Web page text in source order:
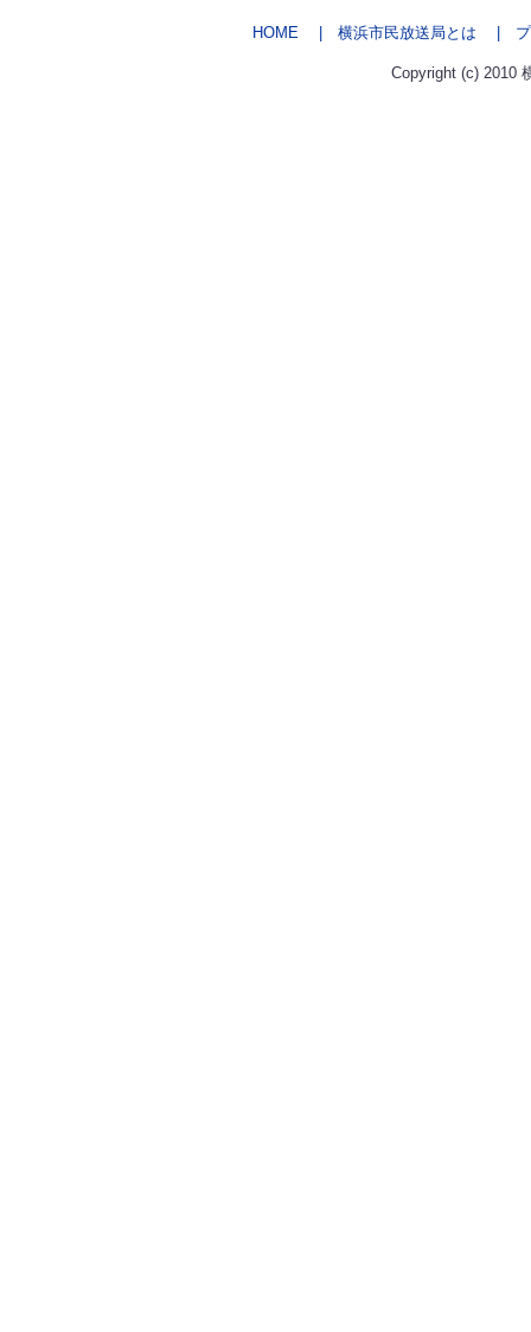
HOME | 横浜市民放送局とは | プ
Copyright (c) 2010